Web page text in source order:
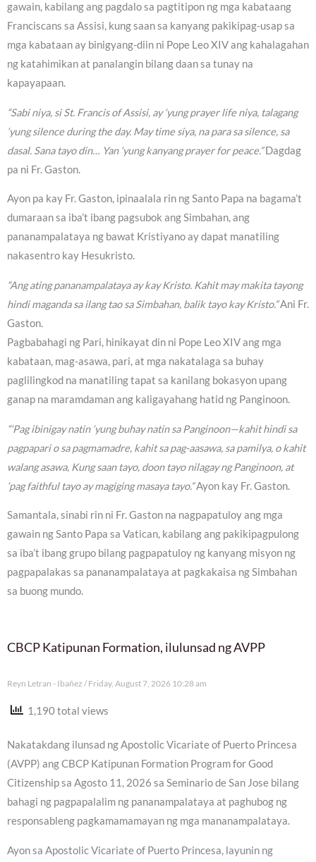
gawain, kabilang ang pagdalo sa pagtitipon ng mga kabataang
Franciscans sa Assisi, kung saan sa kanyang pakikipag-usap sa
mga kabataan ay binigyang-diin ni Pope Leo XIV ang kahalagahan
ng katahimikan at panalangin bilang daan sa tunay na
kapayapaan.
“Sabi niya, si St. Francis of Assisi, ay ‘yung prayer life niya, talagang
‘yung silence during the day. May time siya, na para sa silence, sa
dasal. Sana tayo din… Yan ‘yung kanyang prayer for peace.”Dagdag
pa ni Fr. Gaston.
Ayon pa kay Fr. Gaston, ipinaalala rin ng Santo Papa na bagama’t
dumaraan sa iba’t ibang pagsubok ang Simbahan, ang
pananampalataya ng bawat Kristiyano ay dapat manatiling
nakasentro kay Hesukristo.
“Ang ating pananampalataya ay kay Kristo. Kahit may makita tayong
hindi maganda sa ilang tao sa Simbahan, balik tayo kay Kristo.”Ani Fr.
Gaston.
Pagbabahagi ng Pari, hinikayat din ni Pope Leo XIV ang mga
kabataan, mag-asawa, pari, at mga nakatalaga sa buhay
paglilingkod na manatiling tapat sa kanilang bokasyon upang
ganap na maramdaman ang kaligayahang hatid ng Panginoon.
“‘Pag ibinigay natin ‘yung buhay natin sa Panginoon—kahit hindi sa
pagpapari o sa pagmamadre, kahit sa pag-aasawa, sa pamilya, o kahit
walang asawa, Kung saan tayo, doon tayo nilagay ng Panginoon, at
‘pag faithful tayo ay magiging masaya tayo.”Ayon kay Fr. Gaston.
Samantala, sinabi rin ni Fr. Gaston na nagpapatuloy ang mga
gawain ng Santo Papa sa Vatican, kabilang ang pakikipagpulong
sa iba’t ibang grupo bilang pagpapatuloy ng kanyang misyon ng
pagpapalakas sa pananampalataya at pagkakaisa ng Simbahan
sa buong mundo.
CBCP Katipunan Formation, ilulunsad ng AVPP
Reyn Letran - Ibañez Friday, August 7, 2026 10:28 am
1,190 total views
Nakatakdang ilunsad ng Apostolic Vicariate of Puerto Princesa
(AVPP) ang CBCP Katipunan Formation Program for Good
Citizenship sa Agosto 11, 2026 sa Seminario de San Jose bilang
bahagi ng pagpapalalim ng pananampalataya at paghubog ng
responsableng pagkamamamayan ng mga mananampalataya.
Ayon sa Apostolic Vicariate of Puerto Princesa, layunin ng